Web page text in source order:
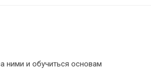
ними и обучиться основам